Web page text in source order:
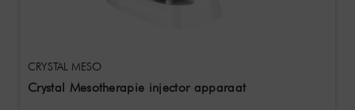
CRYSTAL MESO
Crystal Mesotherapie injector apparaat